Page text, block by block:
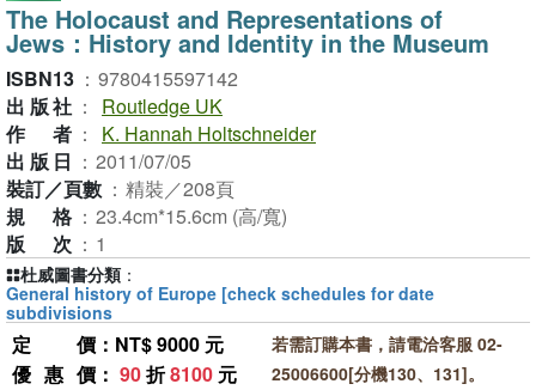
The Holocaust and Representations of
Jews：History and Identity in the Museum
ISBN13 ： 9780415597142
出版社 ：
Routledge UK
作者 ：
K. Hannah Holtschneider
出版日 ： 2011/07/05
裝訂／頁數 ： 精裝／208頁
規格 ： 23.4cm*15.6cm (高/寬)
版次 ： 1
定價 ：NT$ 9000 元
優惠價 ： 90折8100 元
若需訂購本書，請電洽客服 02-
25006600[分機130、131]。
杜威圖書分類 ：
General history of Europe [check schedules for date
subdivisions